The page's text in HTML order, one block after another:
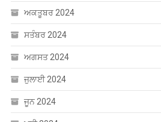
ਅਪ੍ਰੈਲ 2024
ਮਾਰਚ 2024
ਫਰਵਰੀ 2024
ਜਨਵਰੀ 2024
ਦਸੰਬਰ 2023